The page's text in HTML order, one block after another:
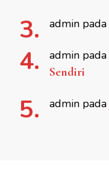
admin pada
admin pada
Sendiri
admin pada